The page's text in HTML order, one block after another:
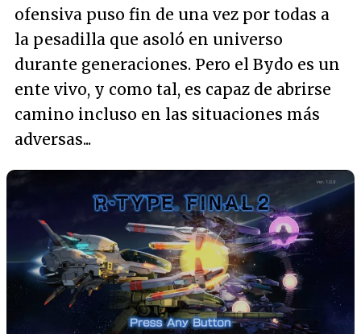
ofensiva puso fin de una vez por todas a
la pesadilla que asoló en universo
durante generaciones. Pero el Bydo es un
ente vivo, y como tal, es capaz de abrirse
camino incluso en las situaciones más
adversas...